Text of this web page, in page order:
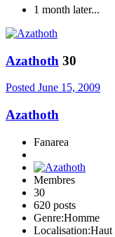
1 month later...
Azathoth 30
Posted June 15, 2009
Azathoth
Fanarea
Membres
30
620 posts
Genre:Homme
Localisation:Haut